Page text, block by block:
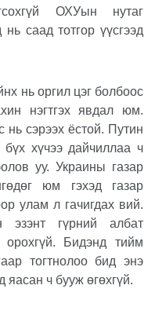
ОХУын нутаг
нь саад тотгор үүсгээд
нь оргил цэг болбоос
нэгтгэх явдал юм.
нь сэрээх ёстой. Путин
бүх хүчээ дайчиллаа ч
уу. Украины газар
юм гэхэд газар
улам л гачигдах вий.
эзэнт гүрний албат
орохгүй. Бидэнд тийм
тогтнолоо бид энэ
яасан ч бууж өгөхгүй.